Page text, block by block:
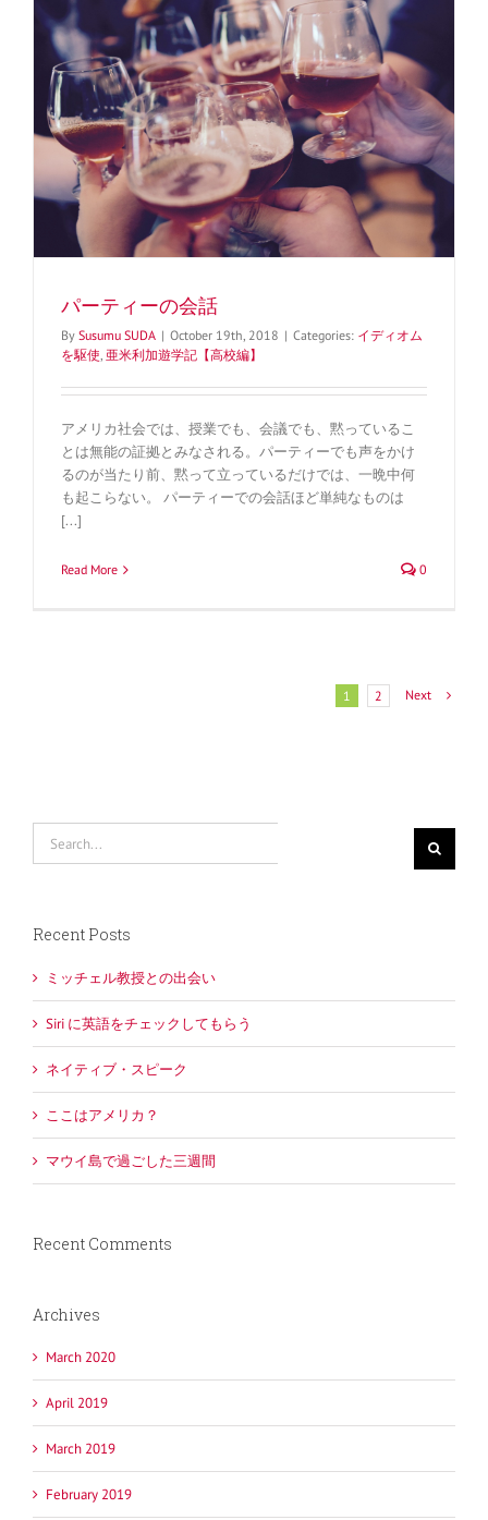
パーティーの会話
By Susumu SUDA | October 19th, 2018 | Categories: イディオム
を駆使, 亜米利加遊学記【高校編】
アメリカ社会では、授業でも、会議でも、黙っているこ
とは無能の証拠とみなされる。パーティーでも声をかけ
るのが当たり前、黙って立っているだけでは、一晩中何
も起こらない。 パーティーでの会話ほど単純なものは
[...]
Read More 0
1 2 Next
Recent Posts
ミッチェル教授との出会い
Siri に英語をチェックしてもらう
ネイティブ・スピーク
ここはアメリカ？
マウイ島で過ごした三週間
Recent Comments
Archives
March 2020
April 2019
March 2019
February 2019